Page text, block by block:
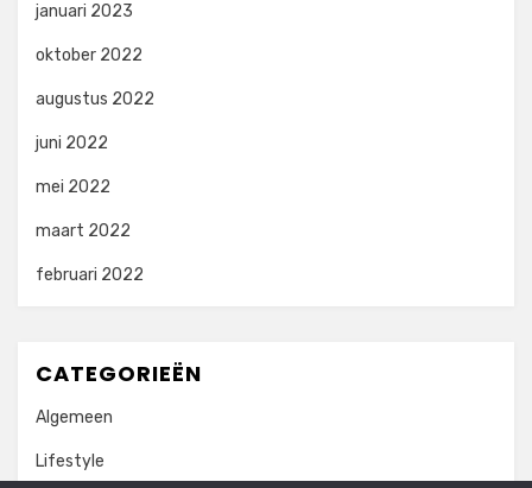
januari 2023
oktober 2022
augustus 2022
juni 2022
mei 2022
maart 2022
februari 2022
CATEGORIEËN
Algemeen
Lifestyle